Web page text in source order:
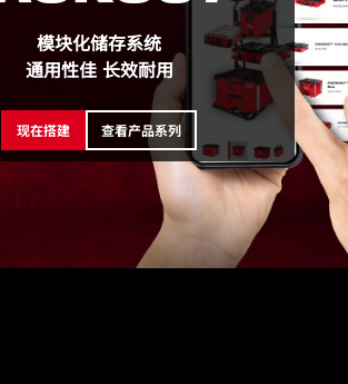
48-22-8433 (1)
(cm) 50 x 17 x 38.6
堆叠或壁挂
模块化储存系统
通用性佳 长效耐用
现在搭建 查看产品系列